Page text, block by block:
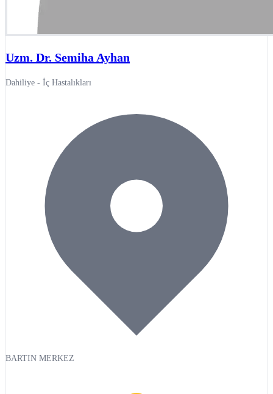
Uzm. Dr. Semiha Ayhan
Dahiliye - İç Hastalıkları
BARTIN MERKEZ